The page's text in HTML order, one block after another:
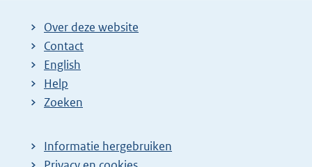
Over deze website
Contact
English
Help
Zoeken
Informatie hergebruiken